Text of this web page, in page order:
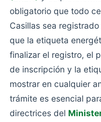
obligatorio que todo
Casillas sea
que la etiqueta
finalizar el registro, el
de inscripción y la
mostrar en cualquier
trámite es esencial
directrices del